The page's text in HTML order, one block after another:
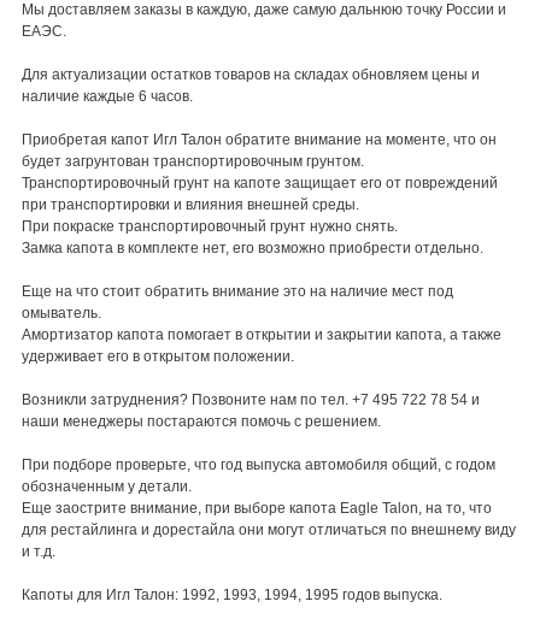
Мы доставляем заказы в каждую, даже самую дальнюю точку России и
ЕАЭС.
Для актуализации остатков товаров на складах обновляем цены и
наличие каждые 6 часов.
Приобретая капот Игл Талон обратите внимание на моменте, что он
будет загрунтован транспортировочным грунтом.
Транспортировочный грунт на капоте защищает его от повреждений
при транспортировки и влияния внешней среды.
При покраске транспортировочный грунт нужно снять.
Замка капота в комплекте нет, его возможно приобрести отдельно.
Еще на что стоит обратить внимание это на наличие мест под
омыватель.
Амортизатор капота помогает в открытии и закрытии капота, а также
удерживает его в открытом положении.
Возникли затруднения? Позвоните нам по тел. +7 495 722 78 54 и
наши менеджеры постараются помочь с решением.
При подборе проверьте, что год выпуска автомобиля общий, с годом
обозначенным у детали.
Еще заострите внимание, при выборе капота Eagle Talon, на то, что
для рестайлинга и дорестайла они могут отличаться по внешнему виду
и т.д.
Капоты для Игл Талон: 1992, 1993, 1994, 1995 годов выпуска.